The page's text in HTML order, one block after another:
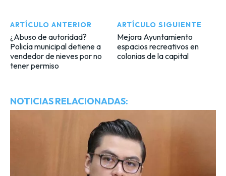
ARTÍCULO ANTERIOR
¿Abuso de autoridad?
Policía municipal detiene a
vendedor de nieves por no
tener permiso
ARTÍCULO SIGUIENTE
Mejora Ayuntamiento
espacios recreativos en
colonias de la capital
NOTICIAS RELACIONADAS: